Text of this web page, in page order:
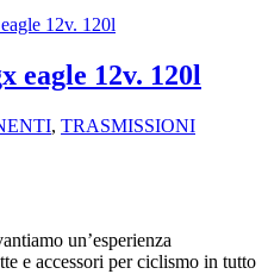
eagle 12v. 120l
, TRASMISSIONI
un’esperienza
e accessori per ciclismo in tutto